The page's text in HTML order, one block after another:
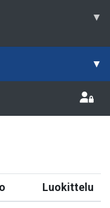
▾
▾
Luokittelu